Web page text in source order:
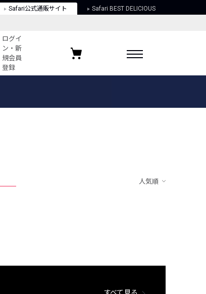
Safari公式通販サイト Safari BEST DELICIOUS
ログイ
ン・新
規会員
登録
お気に入りブランド
人気順